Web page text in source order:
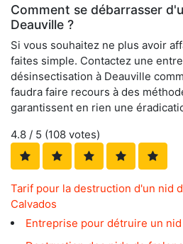
Comment se débarrasser
Deauville ?
Si vous souhaitez ne plus avoir
faites simple. Contactez une
désinsectisation à Deauville
faudra faire recours à des
garantissent en rien une
4.8 / 5 (108 votes)
Tarif pour la destruction d'un nid
Calvados
Entreprise pour détruire un